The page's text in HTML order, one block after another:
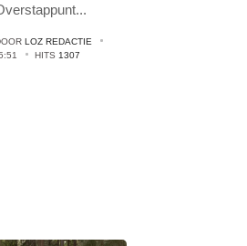
...
LOZ REDACTIE
HITS 1307